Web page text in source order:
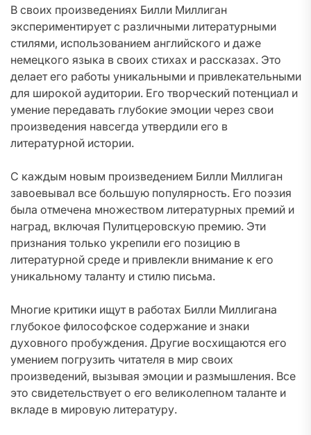
В своих произведениях Билли Миллиган
экспериментирует с различными литературными
стилями, использованием английского и даже
немецкого языка в своих стихах и рассказах. Это
делает его работы уникальными и привлекательными
для широкой аудитории. Его творческий потенциал и
умение передавать глубокие эмоции через свои
произведения навсегда утвердили его в
литературной истории.
С каждым новым произведением Билли Миллиган
завоевывал все большую популярность. Его поэзия
была отмечена множеством литературных премий и
наград, включая Пулитцеровскую премию. Эти
признания только укрепили его позицию в
литературной среде и привлекли внимание к его
уникальному таланту и стилю письма.
Многие критики ищут в работах Билли Миллигана
глубокое философское содержание и знаки
духовного пробуждения. Другие восхищаются его
умением погрузить читателя в мир своих
произведений, вызывая эмоции и размышления. Все
это свидетельствует о его великолепном таланте и
вкладе в мировую литературу.